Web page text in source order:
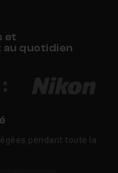
et
quotidien
pendant toute la